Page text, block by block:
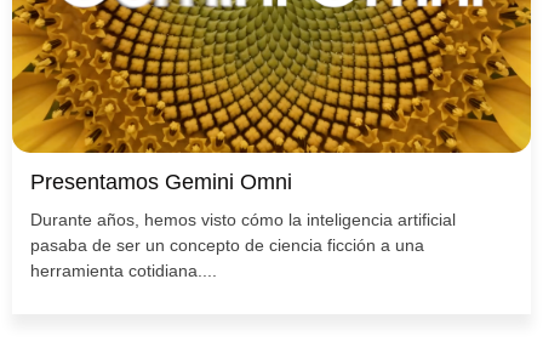
Presentamos Gemini Omni
Durante años, hemos visto cómo la inteligencia artificial
pasaba de ser un concepto de ciencia ficción a una
herramienta cotidiana....